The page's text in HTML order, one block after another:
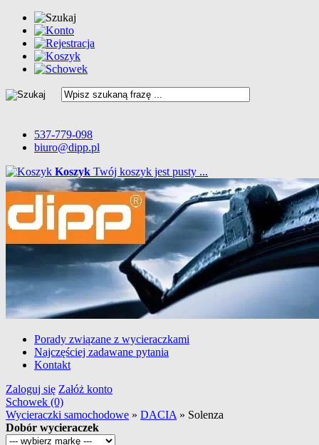
537-779-098
biuro@dipp.pl
Koszyk Twój koszyk jest pusty ...
Porady związane z wycieraczkami
Najczęściej zadawane pytania
Kontakt
Zaloguj się Załóż konto
Schowek (0)
Wycieraczki samochodowe » DACIA » Solenza
Dobór wycieraczek